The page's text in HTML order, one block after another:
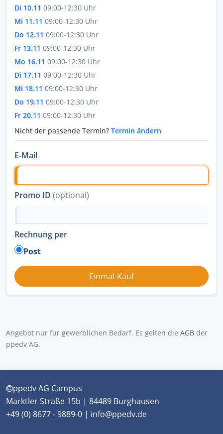
Di 10.11 09:00-12:30 Uhr
Mi 11.11 09:00-12:30 Uhr
Do 12.11 09:00-12:30 Uhr
Fr 13.11 09:00-12:30 Uhr
Mo 16.11 09:00-12:30 Uhr
Di 17.11 09:00-12:30 Uhr
Mi 18.11 09:00-12:30 Uhr
Do 19.11 09:00-12:30 Uhr
Fr 20.11 09:00-12:30 Uhr
Nicht der passende Termin? Termin ändern
E-Mail
Promo ID (optional)
Rechnung per
Post
Angebot nur für gewerblichen Bedarf. Es gelten die AGB der
ppedv AG.
ppedv AG Campus
Marktler Straße 15b | 84489 Burghausen
+49 (0) 8677 - 9889-0 | info@ppedv.de